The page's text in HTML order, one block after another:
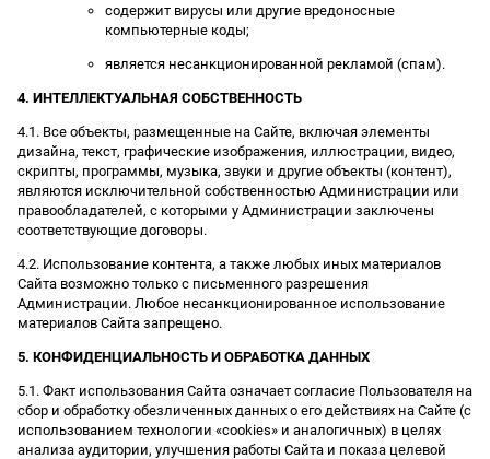
содержит вирусы или другие вредоносные
компьютерные коды;
является несанкционированной рекламой (спам).
4. ИНТЕЛЛЕКТУАЛЬНАЯ СОБСТВЕННОСТЬ
4.1. Все объекты, размещенные на Сайте, включая элементы
дизайна, текст, графические изображения, иллюстрации, видео,
скрипты, программы, музыка, звуки и другие объекты (контент),
являются исключительной собственностью Администрации или
правообладателей, с которыми у Администрации заключены
соответствующие договоры.
4.2. Использование контента, а также любых иных материалов
Сайта возможно только с письменного разрешения
Администрации. Любое несанкционированное использование
материалов Сайта запрещено.
5. КОНФИДЕНЦИАЛЬНОСТЬ И ОБРАБОТКА ДАННЫХ
5.1. Факт использования Сайта означает согласие Пользователя на
сбор и обработку обезличенных данных о его действиях на Сайте (с
использованием технологии «cookies» и аналогичных) в целях
анализа аудитории, улучшения работы Сайта и показа целевой